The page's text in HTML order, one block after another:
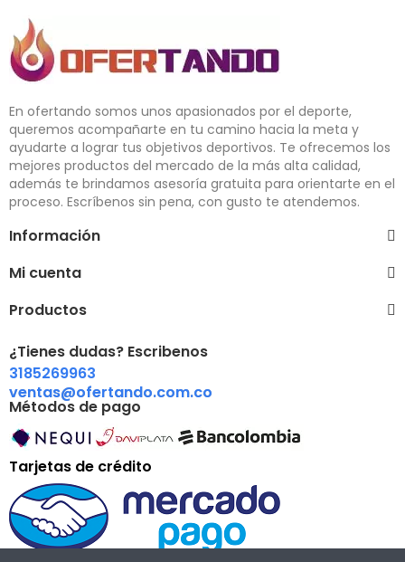
En ofertando somos unos apasionados por el deporte,
queremos acompañarte en tu camino hacia la meta y
ayudarte a lograr tus objetivos deportivos. Te ofrecemos los
mejores productos del mercado de la más alta calidad,
además te brindamos asesoría gratuita para orientarte en el
proceso. Escríbenos sin pena, con gusto te atendemos.
Información
Mi cuenta
Productos
¿Tienes dudas? Escribenos
3185269963
ventas@ofertando.com.co
Métodos de pago
Tarjetas de crédito